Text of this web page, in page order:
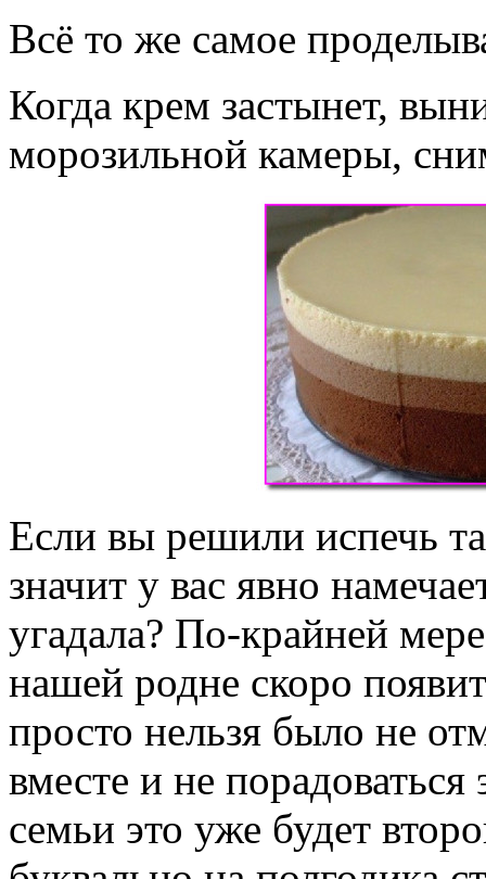
Всё то же самое
Когда крем застынет,
морозильной камеры,
Если вы решили испечь
значит у вас явно
угадала? По-крайней
нашей родне скоро
просто нельзя было не
вместе и не
семьи это уже будет